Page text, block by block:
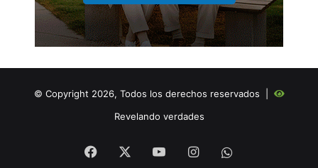
© Copyright 2026, Todos los derechos reservados |
Revelando verdades
Facebook YouTubeInstagram